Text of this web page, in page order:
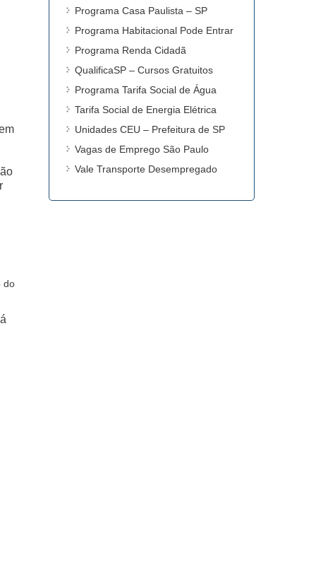
do
Programa Casa Paulista – SP
Programa Habitacional Pode Entrar
Programa Renda Cidadã
QualificaSP – Cursos Gratuitos
Programa Tarifa Social de Água
Tarifa Social de Energia Elétrica
Unidades CEU – Prefeitura de SP
Vagas de Emprego São Paulo
Vale Transporte Desempregado